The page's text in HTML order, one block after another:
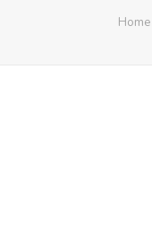
Home